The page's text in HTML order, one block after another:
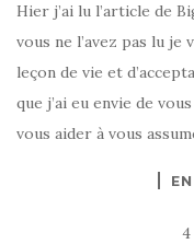
Hier j’ai lu l’article de
vous ne l’avez pas lu je
leçon de vie et
que j’ai eu envie de
vous aider à vous